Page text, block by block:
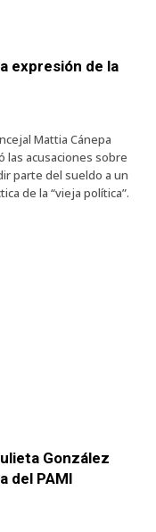
expresión de la
Mattia Cánepa
las acusaciones sobre
parte del sueldo a un
de la “vieja política”.
González
del PAMI